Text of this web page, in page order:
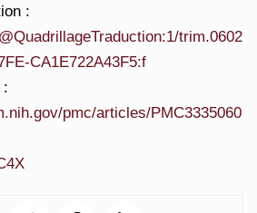
:
trim.0602
CA1E722A43F5:f
:
pmc/articles/PMC3335060